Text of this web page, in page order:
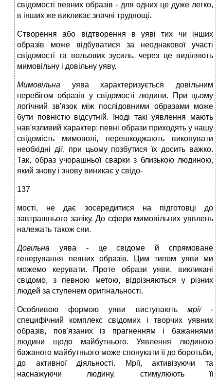
свідомості певних образів - для одних це дуже легко,
в інших же викликає значні труднощі.
Створення або відтворення в уяві тих чи інших
образів може відбуватися за неоднакової участі
свідомості та вольових зусиль, через це виділяють
мимовільну і довільну уяву.
Мимовільна уява характеризується довільним
перебігом образів у свідомості людини. При цьому
логічний зв'язок між послідовними образами може
бути повністю відсутній. Іноді такі уявлення мають
нав'язливий характер: певні образи приходять у нашу
свідомість мимоволі, перешкоджають виконувати
необхідні дії, при цьому позбутися їх досить важко.
Так, образ учорашньої сварки з близькою людиною,
який знову і знову виникає у свідо-
137
мості, не дає зосередитися на підготовці до
завтрашнього заліку. До сфери мимовільних уявлень
належать також сни.
Довільна уява - це свідоме й спрямоване
генерування певних образів. Цим типом уяви ми
можемо керувати. Проте образи уяви, викликані
свідомо, з певною метою, відрізняються у різних
людей за ступенем оригінальності.
Особливою формою уяви виступають мрії -
специфічний комплекс свідомих і творчих уявних
образів, пов'язаних із прагненням і бажаннями
людини щодо майбутнього. Уявлення людиною
бажаного майбутнього може спонукати її до боротьби,
до активної діяльності. Мрії, активізуючи та
наснажуючи людину, стимулюють її